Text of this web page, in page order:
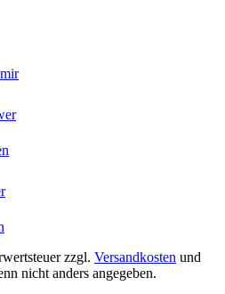
zzgl. Versandkosten und
nicht anders angegeben.